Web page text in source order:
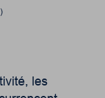
les